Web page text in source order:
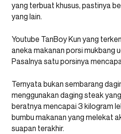
yang terbuat khusus, pastinya
yang lain.
Youtube TanBoy Kun yang
aneka makanan porsi mukbang
Pasalnya satu porsinya
Ternyata bukan sembarang
menggunakan daging steak
beratnya mencapai 3 kilogram
bumbu makanan yang melekat
suapan terakhir.